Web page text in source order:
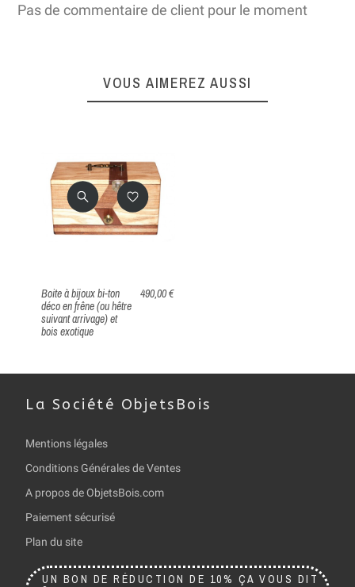
Pas de commentaire de client pour le moment
VOUS AIMEREZ AUSSI
Boite à bijoux bi-ton
déco en frêne (ou hêtre
suivant arrivage) et
bois exotique
490,00 €
La Société ObjetsBois
Mentions légales
Conditions Générales de Ventes
A propos de ObjetsBois.com
Paiement sécurisé
Plan du site
UN BON DE RÉDUCTION DE 10% ÇA VOUS DIT